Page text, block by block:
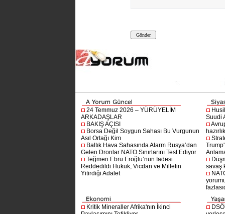
24 Temmuz 2026 – YÜRÜYELİM
ARKADAŞLAR
BAKIŞ AÇISI
Borsa Değil Soygun Sahası Bu Vurgunun
Asıl Ortağı Kim
Baltık Hava Sahasında Alarm Rusya’dan
Gelen Dronlar NATO Sınırlarını Test Ediyor
Teğmen Ebru Eroğlu’nun İadesi
Reddedildi Hukuk, Vicdan ve Milletin
Yitirdiği Adalet
Suudi
savaş
Kritik Mineraller Afrika'nın İkinci